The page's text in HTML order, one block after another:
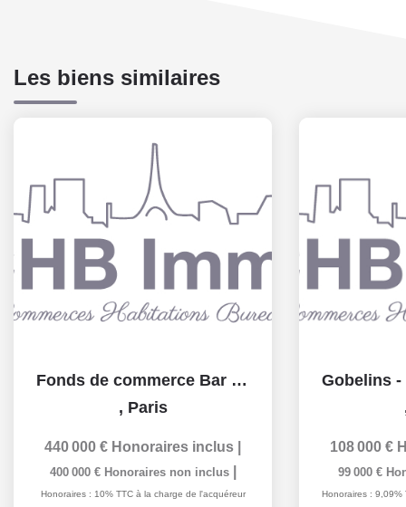
Les biens similaires
Fonds de commerce Bar brasserie Paris 13è 55 m2
, Paris
440 000 € Honoraires inclus
400 000 € Honoraires non inclus
Honoraires : 10% TTC à la charge de l'acquéreur
108 000 €
99 000 €
Honoraires : 9,09%